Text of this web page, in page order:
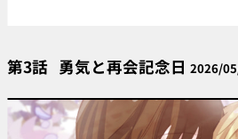
第3話 勇気と再会記念日2026/